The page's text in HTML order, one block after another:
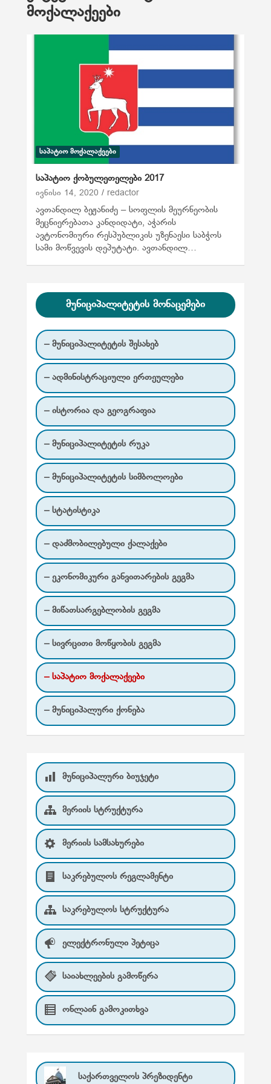
მოქალაქეები
ᲡᲐᲞᲐᲢᲘᲝ ᲛᲝᲥᲐᲚᲐᲥᲔᲔᲑᲘ
საპატიო ქობულეთელები 2017
ივნისი 14, 2020 redactor
ავთანდილ ბეჟანიძე – სოფლის მეურნეობის
მეცნიერებათა კანდიდატი, აჭარის
ავტონომიური რესპუბლიკის უზენაესი საბჭოს
სამი მოწვევის დეპუტატი. ავთანდილ…
მუნიციპალიტეტის მონაცემები
– მუნიციპალიტეტის შესახებ
– ადმინისტრაციული ერთეულები
– ისტორია და გეოგრაფია
– მუნიციპალიტეტის რუკა
– მუნიციპალიტეტის სიმბოლოები
– სტატისტიკა
– დაძმობილებული ქალაქები
– ეკონომიკური განვითარების გეგმა
– მიწათსარგებლობის გეგმა
– სივრცითი მოწყობის გეგმა
– საპატიო მოქალაქეები
– მუნიციპალური ქონება
მუნიციპალური ბიუჯეტი
მერიის სტრუქტურა
მერიის სამსახურები
საკრებულოს რეგლამენტი
საკრებულოს სტრუქტურა
ელექტრონული პეტიცა
საიახლეების გამოწერა
ონლაინ გამოკითხვა
საქართველოს პრეზიდენტი